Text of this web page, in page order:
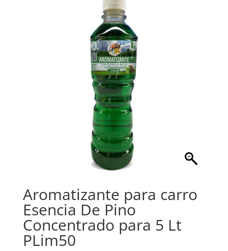
Aromatizante para carro
Esencia De Pino
Concentrado para 5 Lt
PLim50